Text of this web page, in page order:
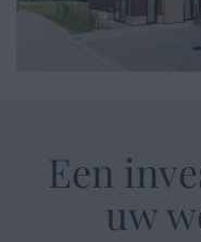
Een
uw